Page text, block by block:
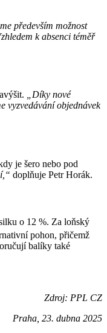
především možnost
k absenci téměř
„Díky nové
vyzvedávání objednávek
je šero nebo pod
doplňuje Petr Horák.
o 12 %. Za loňský
pohon, přičemž
balíky také
Zdroj: PPL CZ
Praha, 23. dubna 2025